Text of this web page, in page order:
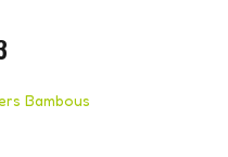
Bambous